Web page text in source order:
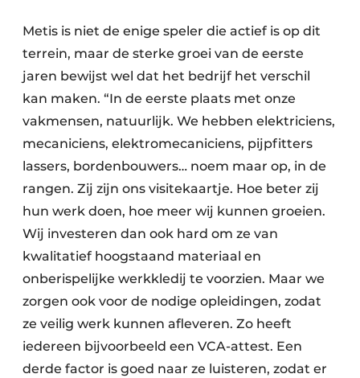
Metis is niet de enige speler die actief is op dit
terrein, maar de sterke groei van de eerste
jaren bewijst wel dat het bedrijf het verschil
kan maken. “In de eerste plaats met onze
vakmensen, natuurlijk. We hebben elektriciens,
mecaniciens, elektromecaniciens, pijpfitters
lassers, bordenbouwers… noem maar op, in de
rangen. Zij zijn ons visitekaartje. Hoe beter zij
hun werk doen, hoe meer wij kunnen groeien.
Wij investeren dan ook hard om ze van
kwalitatief hoogstaand materiaal en
onberispelijke werkkledij te voorzien. Maar we
zorgen ook voor de nodige opleidingen, zodat
ze veilig werk kunnen afleveren. Zo heeft
iedereen bijvoorbeeld een VCA-attest. Een
derde factor is goed naar ze luisteren, zodat er